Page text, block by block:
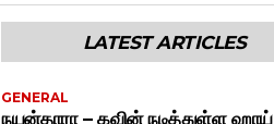
LATEST ARTICLES
GENERAL
நயன்தாரா – கவின் நடித்துள்ள ஹாய்